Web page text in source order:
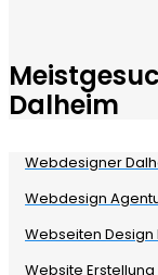
Dalheim
Webdesigner
Webdesign
Webseiten Design
Website